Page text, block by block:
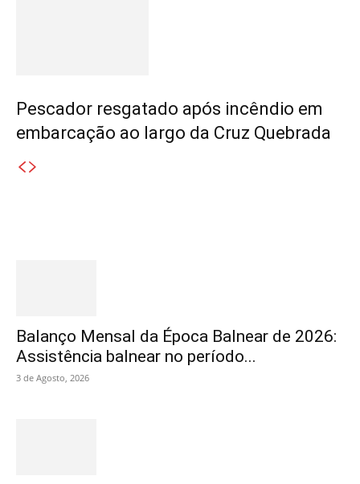
Pescador resgatado após incêndio em
embarcação ao largo da Cruz Quebrada
Balanço Mensal da Época Balnear de 2026:
Assistência balnear no período...
3 de Agosto, 2026